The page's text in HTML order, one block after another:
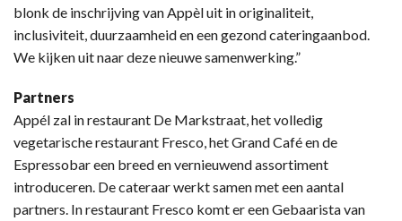
blonk de inschrijving van Appèl uit in originaliteit,
inclusiviteit, duurzaamheid en een gezond cateringaanbod.
We kijken uit naar deze nieuwe samenwerking.”
Partners
Appél zal in restaurant De Markstraat, het volledig
vegetarische restaurant Fresco, het Grand Café en de
Espressobar een breed en vernieuwend assortiment
introduceren. De cateraar werkt samen met een aantal
partners. In restaurant Fresco komt er een Gebaarista van